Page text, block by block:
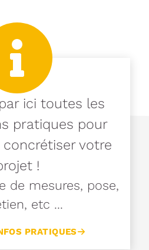
ici toutes les
pratiques pour
concrétiser votre
!
de mesures, pose,
etc ...
PRATIQUES